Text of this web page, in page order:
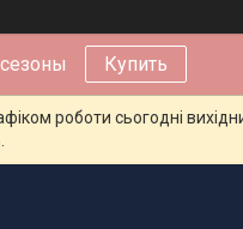
Купить
роботи сьогодні